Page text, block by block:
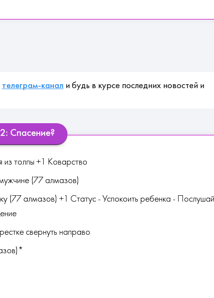
телеграм-канал и будь в курсе последних новостей и
Спасение?
из толпы +1 Коварство
(77 алмазов)
(77 алмазов) +1 Статус - Успокоить ребенка -
свернуть направо